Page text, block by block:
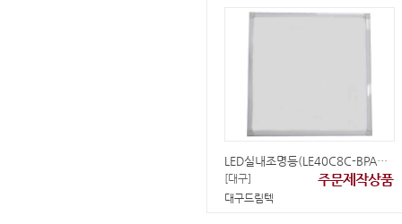
LED실내조명등(LE40C8C-BPA01)
[대구] 주문제작상품
대구드림텍